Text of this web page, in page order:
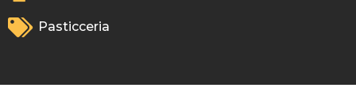
Pasticceria